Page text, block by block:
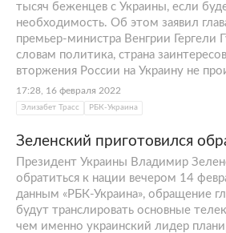
тысяч беженцев с Украины, если
необходимость. Об этом заявил
премьер-министра Венгрии Гергели
словам политика, страна
вторжения России на Украину не
17:28, 16 февраля 2022
Элизабет Трасс РБК-Украина
Зеленский приготовился
Президент Украины Владимир
обратиться к нации вечером 14
данным «РБК-Украина», обращение
будут транслировать основные
чем именно украинский лидер